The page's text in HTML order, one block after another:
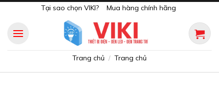
content
Tại sao chọn VIKI? Mua hàng chính hãng
Trang chủ / Trang chủ